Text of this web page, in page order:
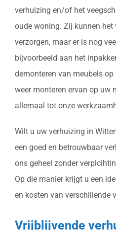
verhuizing en/of het
oude woning. Zij kunnen het
verzorgen, maar er is nog
bijvoorbeeld aan het
demonteren van meubels
weer monteren ervan op uw
allemaal tot onze
Wilt u uw verhuizing in
een goed en betrouwbaar
ons geheel zonder
Op die manier krijgt u een
en kosten van verschillende
Vrijblijvende